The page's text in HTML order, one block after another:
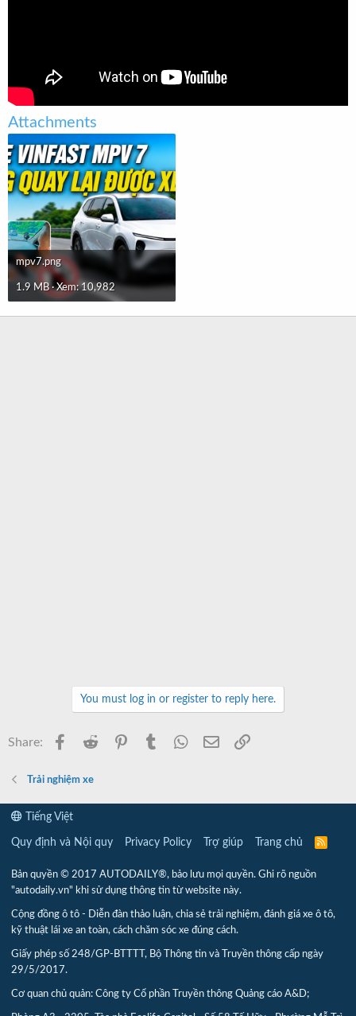
Attachments
mpv7.png
1.9 MB · Xem: 10,982
You must log in or register to reply here.
Share: Facebook
Reddit PinterestTumblr WhatsApp
Email
Trải nghiệm xe
Tiếng Việt
Quy định và Nội quy Privacy Policy Trợ giúp Trang chủ
R
Bản quyền © 2017 AUTODAILY®, bảo lưu mọi quyền. Ghi rõ nguồn
"autodaily.vn" khi sử dụng thông tin từ website này.
Cộng đồng ô tô - Diễn đàn thảo luận, chia sẻ trải nghiệm, đánh giá xe ô tô,
kỹ thuật lái xe an toàn, cách chăm sóc xe đúng cách.
Giấy phép số 248/GP-BTTTT, Bộ Thông tin và Truyền thông cấp ngày
29/5/2017.
Cơ quan chủ quản: Công ty Cổ phần Truyền thông Quảng cáo A&D;